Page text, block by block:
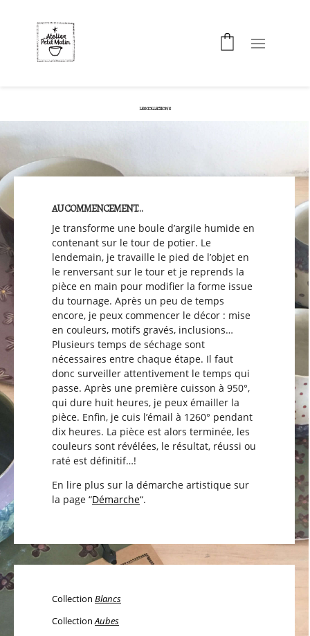
LES COLLECTIONS
AU COMMENCEMENT…
Je transforme une boule d’argile humide en
contenant sur le tour de potier. Le
lendemain, je travaille le pied de l’objet en
le renversant sur le tour et je reprends la
pièce en main pour modifier la forme issue
du tournage. Après un peu de temps
encore, je peux commencer le décor : mise
en couleurs, motifs gravés, inclusions…
Plusieurs temps de séchage sont
nécessaires entre chaque étape. Il faut
donc surveiller attentivement le temps qui
passe. Après une première cuisson à 950°,
qui dure huit heures, je peux émailler la
pièce. Enfin, je cuis l’émail à 1260° pendant
dix heures. La pièce est alors terminée, les
couleurs sont révélées, le résultat, réussi ou
raté est définitif…!
En lire plus sur la démarche artistique sur
la page “Démarche“.
Collection Blancs
Collection Aubes